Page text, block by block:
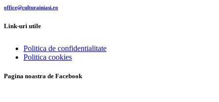
office@culturainiasi.ro
Link-uri utile
Politica de confidentialitate
Politica cookies
Pagina noastra de Facebook